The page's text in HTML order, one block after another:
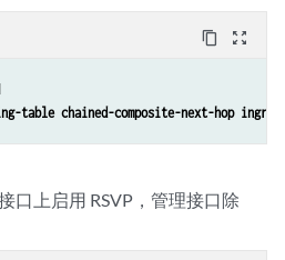
content_copy zoom_out_map
table chained-composite-next-hop
口上启用 RSVP，管理接口除